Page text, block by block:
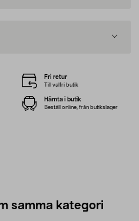
Fri retur
Till valfri butik
Hämta i butik
Beställ online, från butikslager
samma kategori